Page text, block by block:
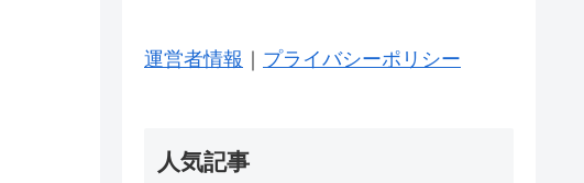
運営者情報 プライバシーポリシー
人気記事